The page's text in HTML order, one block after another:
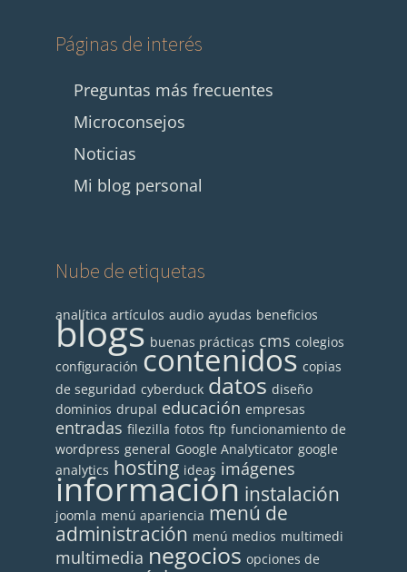
Páginas de interés
Preguntas más frecuentes
Microconsejos
Noticias
Mi blog personal
Nube de etiquetas
analítica artículos audio ayudas beneficios
blogs buenas prácticas cms colegios
configuración contenidos copias
de seguridad cyberduck datos diseño
dominios drupal educación empresas
entradas filezilla fotos ftp funcionamiento de
wordpress general Google Analyticator google
analytics hosting ideas imágenes
información instalación
joomla menú apariencia menú de
administración menú medios multimedi
multimedia negocios opciones de